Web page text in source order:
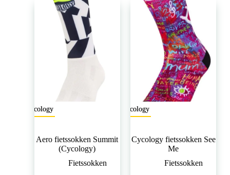
productpagina
Cycology
Aero fietssokken Summit
(Cycology)
Fietssokken
Cycology
Cycology fietssokken See
Me
Fietssokken